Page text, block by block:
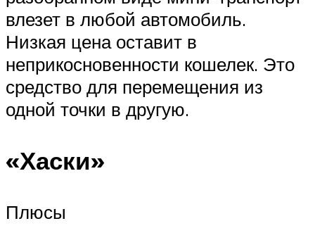
влезет в любой автомобиль.
Низкая цена оставит в
неприкосновенности кошелек. Это
средство для перемещения из
одной точки в другую.
«Хаски»
Плюсы